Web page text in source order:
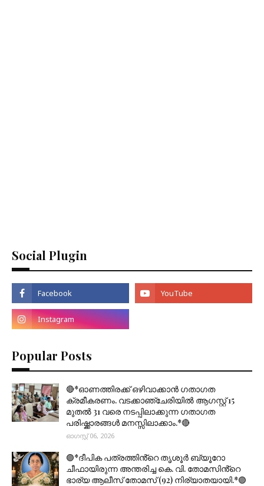
Social Plugin
Popular Posts
🔴*ഓണത്തിരക്ക് ഒഴിവാക്കാൻ ഗതാഗത
ക്രമീകരണം. വടക്കാഞ്ചേരിയിൽ ആഗസ്റ്റ് 15
മുതല്‍ 31 വരെ നടപ്പിലാക്കുന്ന ഗതാഗത
പരിഷ്ക്കാരങ്ങൾ മനസ്സിലാക്കാം.*🔴
ഓഗസ്റ്റ് 06, 2026
🟣*ദീപിക പത്രത്തിൻ്റെ തൃശൂർ ബ്യൂറോ
ചീഫായിരുന്ന അന്തരിച്ച കെ. വി. തോമസിൻ്റെ
ഭാര്യ ആലീസ് തോമസ് (92) നിര്യാതയായി.*🟣